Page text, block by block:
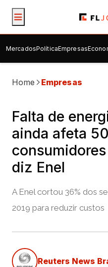
MercadosPolíticaEmpresas
Home Empresas
Falta de
ainda afeta
diz Enel
A Enel cortou 36% dos
2019 para reduzir custos
Reuters News